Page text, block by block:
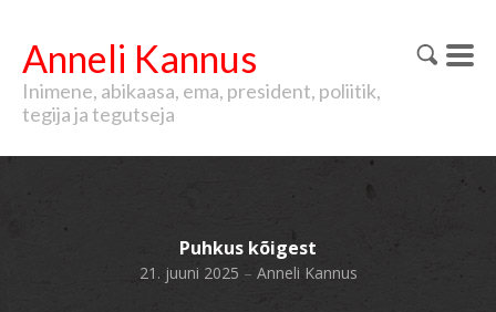
Anneli Kannus
Inimene, abikaasa, ema, president, poliitik,
tegija ja tegutseja
Puhkus kõigest
21. juuni 2025 – Anneli Kannus